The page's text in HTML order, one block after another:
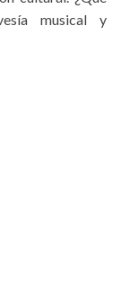
musical y